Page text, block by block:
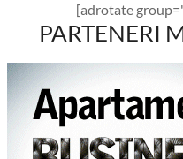
[adrotate
PARTENERI